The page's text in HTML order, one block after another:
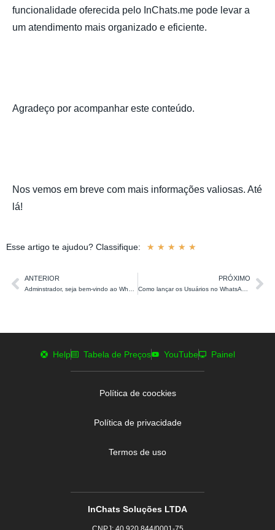
funcionalidade oferecida pelo InChats.me pode levar a
um atendimento mais organizado e eficiente.
Agradeço por acompanhar este conteúdo.
Nos vemos em breve com mais informações valiosas. Até
lá!
Esse artigo te ajudou? Classifique: ☆ ☆ ☆ ☆ ☆
ANTERIOR PRÓXIMO
Help Tabela de Preços YouTube Painel
Política de coockies
Política de privacidade
Termos de uso
InChats Soluções LTDA